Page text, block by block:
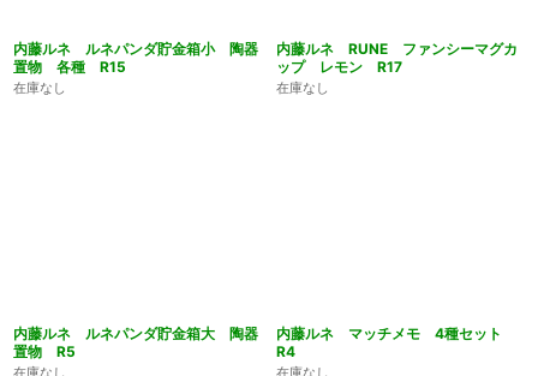
内藤ルネ ルネパンダ貯金箱小 陶器
置物 各種 R15
在庫なし
内藤ルネ RUNE ファンシーマグカ
ップ レモン R17
在庫なし
内藤ルネ ルネパンダ貯金箱大 陶器
置物 R5
在庫なし
内藤ルネ マッチメモ 4種セット
R4
在庫なし